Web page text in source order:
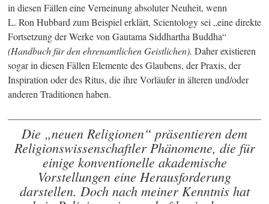
in diesen Fällen eine Verneinung absoluter Neuheit, wenn
L. Ron Hubbard zum Beispiel erklärt, Scientology sei „eine direkte
Fortsetzung der Werke von Gautama Siddhartha Buddha“
(Handbuch für den ehrenamtlichen Geistlichen). Daher existieren
sogar in diesen Fällen Elemente des Glaubens, der Praxis, der
Inspiration oder des Ritus, die ihre Vorläufer in älteren und/oder
anderen Traditionen haben.
Die „neuen Religionen“ präsentieren dem
Religionswissenschaftler Phänomene, die für
einige konventionelle akademische
Vorstellungen eine Herausforderung
darstellen. Doch nach meiner Kenntnis hat